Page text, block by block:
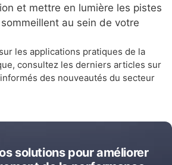
et mettre en lumière les pistes
au sein de votre
les applications pratiques de la
consultez les derniers articles sur
des nouveautés du secteur
solutions pour améliorer